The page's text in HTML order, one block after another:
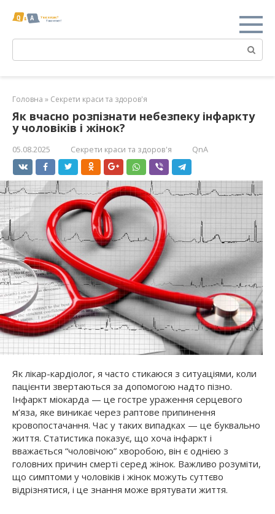
Поиск:
Головна » Секрети краси та здоров'я
Як вчасно розпізнати небезпеку інфаркту
у чоловіків і жінок?
05.08.2025 Секрети краси та здоров'я QnA
Як лікар-кардіолог, я часто стикаюся з ситуаціями, коли
пацієнти звертаються за допомогою надто пізно.
Інфаркт міокарда — це гостре ураження серцевого
м’яза, яке виникає через раптове припинення
кровопостачання. Час у таких випадках — це буквально
життя. Статистика показує, що хоча інфаркт і
вважається “чоловічою” хворобою, він є однією з
головних причин смерті серед жінок. Важливо розуміти,
що симптоми у чоловіків і жінок можуть суттєво
відрізнятися, і це знання може врятувати життя.